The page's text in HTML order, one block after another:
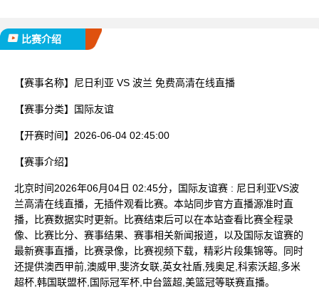
比赛介绍
【赛事名称】 尼日利亚 VS 波兰 免费高清在线直播
【赛事分类】 国际友谊
【开赛时间】 2026-06-04 02:45:00
【赛事介绍】
北京时间2026年06月04日 02:45分，国际友谊赛 : 尼日利亚VS波
兰高清在线直播，无插件观看比赛。本站同步官方直播源准时直
播，比赛数据实时更新。比赛结束后可以在本站查看比赛全程录
像、比赛比分、赛事结果、赛事相关新闻报道，以及国际友谊赛的
最新赛事直播，比赛录像，比赛视频下载，精彩片段集锦等。同时
还提供澳西甲前,澳威甲,斐济女联,英女社盾,残奥足,科索沃超,多米
超杯,韩国联盟杯,国际冠军杯,中台篮超,美篮冠等联赛直播。